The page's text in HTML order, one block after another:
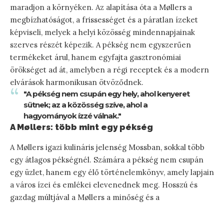
maradjon a környéken. Az alapítása óta a Møllers a
megbízhatóságot, a frissességet és a páratlan ízeket
képviseli, melyek a helyi közösség mindennapjainak
szerves részét képezik. A pékség nem egyszerűen
termékeket árul, hanem egyfajta gasztronómiai
örökséget ad át, amelyben a régi receptek és a modern
elvárások harmonikusan ötvöződnek.
"A pékség nem csupán egy hely, ahol kenyeret
sütnek; az a közösség szíve, ahol a
hagyományok ízzé válnak."
A Møllers: több mint egy pékség
A Møllers igazi kulináris jelenség Mossban, sokkal több
egy átlagos pékségnél. Számára a pékség nem csupán
egy üzlet, hanem egy élő történelemkönyv, amely lapjain
a város ízei és emlékei elevenednek meg. Hosszú és
gazdag múltjával a Møllers a minőség és a